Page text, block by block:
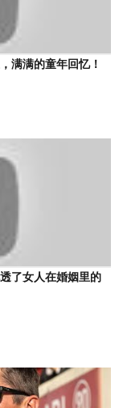
满满的童年回忆！
了女人在婚姻里的